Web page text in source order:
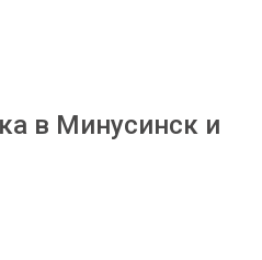
в Минусинск и